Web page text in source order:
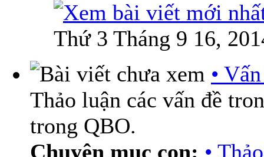
Thứ 3 Tháng 9 16,
•
Thảo luận các vấn đề
trong QBO.
Chuyên mục con: •